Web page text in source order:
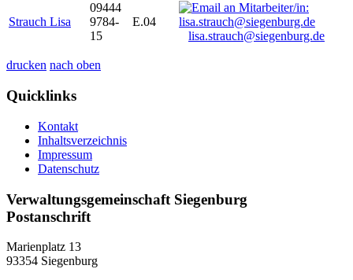
Strauch Lisa
09444
9784-
15
E.04
lisa.strauch@siegenburg.de
drucken nach oben
Quicklinks
Kontakt
Inhaltsverzeichnis
Impressum
Datenschutz
Verwaltungsgemeinschaft Siegenburg
Postanschrift
Marienplatz 13
93354 Siegenburg